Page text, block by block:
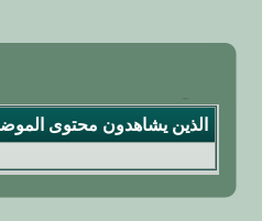
الذين يشاهدون محتوى